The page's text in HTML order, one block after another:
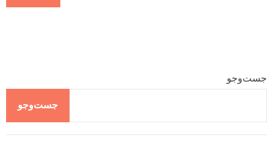
جست‌وجو
جست‌وجو